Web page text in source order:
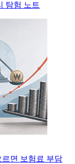
탐험 노트
면 보험료 부담